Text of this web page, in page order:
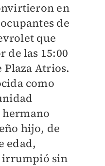
en
de
que
de las 15:00
Plaza Atrios.
como
hermano
hijo, de
edad,
irrumpió sin